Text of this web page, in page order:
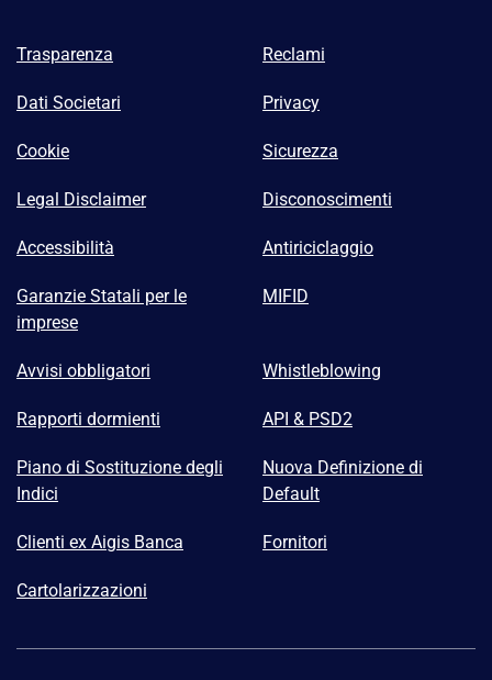
Trasparenza Reclami
Dati Societari Privacy
Cookie Sicurezza
Legal Disclaimer Disconoscimenti
Accessibilità Antiriciclaggio
Garanzie Statali per le
imprese
MIFID
Avvisi obbligatori Whistleblowing
Rapporti dormienti API & PSD2
Piano di Sostituzione degli
Indici
Nuova Definizione di
Default
Clienti ex Aigis Banca Fornitori
Cartolarizzazioni